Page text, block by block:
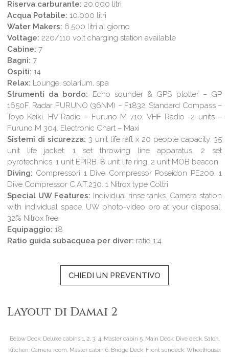
Riserva carburante: 20.000 litri
Acqua Potabile: 10.000 litri
Water Makers: 6.500 litri al giorno
Voltage: 220/110 volt charging station available
Cabine: 7
Bagni: 7
Ospiti: 14
Relax: Lounge, solarium, spa
Strumenti da bordo: Echo sounder & GPS plotter – GP
1650F. Radar FURUNO (36NM) – F1832, Standard Compass –
Toyo Keiki. HV Radio – Furuno M 710, VHF Radio -2 units –
Furuno M 304. Electronic Chart – Maxi
Sistemi di sicurezza: 3 unit life raft x 20 people capacity. 35
unit life jacket. 1 set throwing line apparatus. 2 set
pyrotechnics. 1 unit EPIRB. 8 unit life ring. 2 unit MOB beacon
Diving: Compressori 1 Dive Compressor Poseidon PE200. 1
Dive Compressor C.A.T.230. 1 Nitrox type Coltri
Special UW Features: Individual rinse tanks. Camera station
with individual space. UW photo-video pro at your disposal.
32% Nitrox free
Equipaggio: 18
Ratio guida subacquea per diver: ratio 1:4
CHIEDI UN PREVENTIVO
Layout di Damai 2
Below Deck:Deluxe cabins 1, 2, 3, 4. Master cabin 5. Main Deck:Dive deck. Salon.
Kitchen. Camera room. Master cabin 6. Bridge Deck: Front sundeck. Wheelhouse.